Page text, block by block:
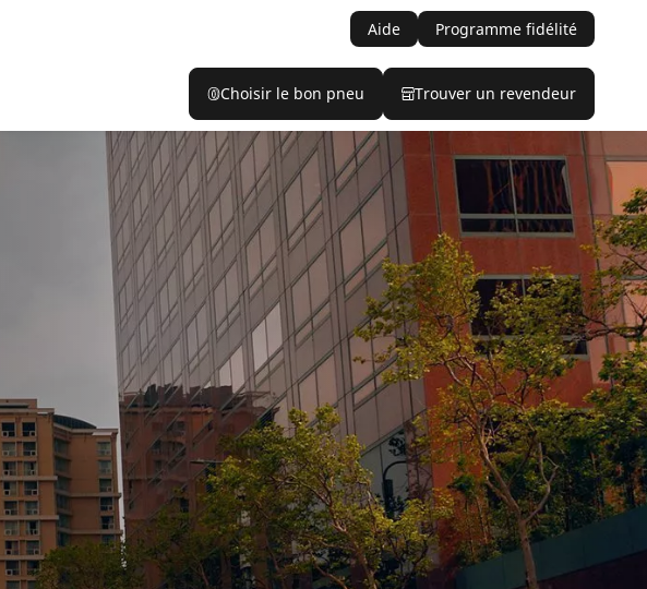
Aide Programme fidélité
Choisir le bon pneu Trouver un revendeur